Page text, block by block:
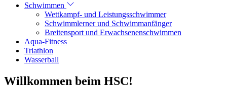
Schwimmen
Wettkampf- und Leistungsschwimmer
Schwimmlerner und Schwimmanfänger
Breitensport und Erwachsenenschwimmen
Aqua-Fitness
Triathlon
Wasserball
Willkommen beim HSC!